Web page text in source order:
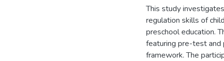
This study
regulation skills of
preschool education.
featuring pre-test and
framework. The